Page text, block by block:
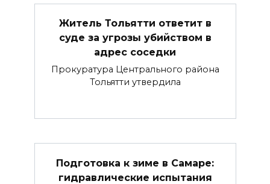
Житель Тольятти ответит в
суде за угрозы убийством в
адрес соседки
Прокуратура Центрального района
Тольятти утвердила
Подготовка к зиме в Самаре:
гидравлические испытания